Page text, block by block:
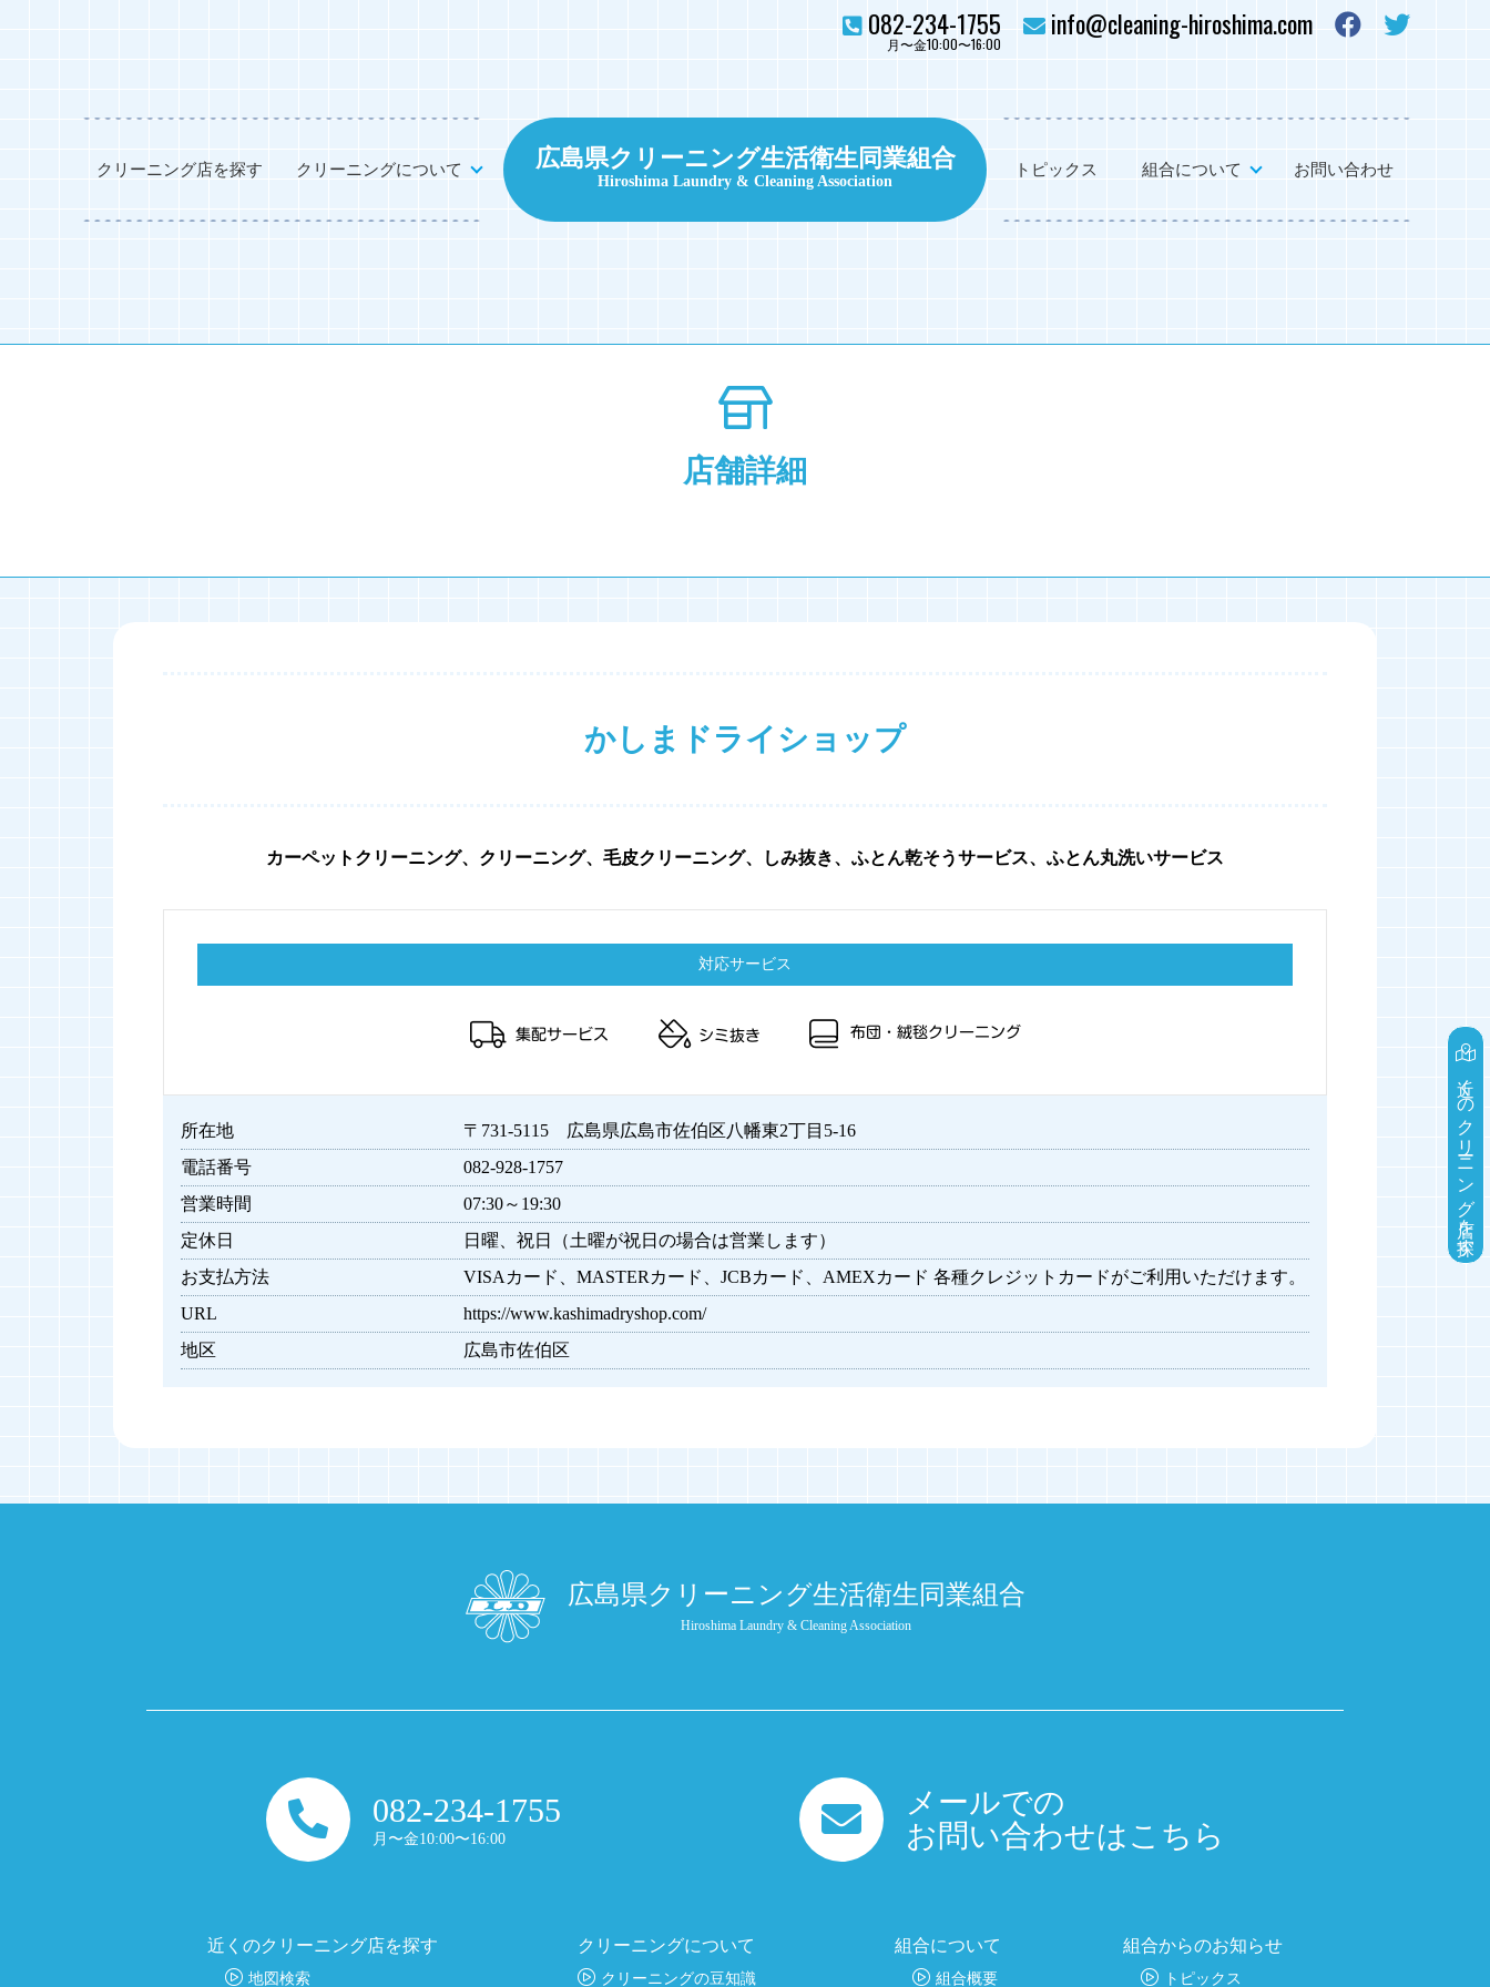
広島県クリーニング生活衛生同業組合
Hiroshima Laundry & Cleaning Association
クリーニング店を探す クリーニングについて トピックス 組合について お問い合わせ
082-234-1755
月〜金10:00〜16:00
info@cleaning-hiroshima.com
店舗詳細
かしまドライショップ
カーペットクリーニング、クリーニング、毛皮クリーニング、しみ抜き、ふとん乾そうサービス、ふとん丸洗いサービス
対応サービス
所在地
〒731-5115 広島県広島市佐伯区八幡東2丁目5-16
電話番号
082-928-1757
営業時間
07:30～19:30
定休日
日曜、祝日（土曜が祝日の場合は営業します）
お支払方法
VISAカード、MASTERカード、JCBカード、AMEXカード 各種クレジットカードがご利用いただけます。
URL
https://www.kashimadryshop.com/
地区
広島市佐伯区
広島県クリーニング生活衛生同業組合
Hiroshima Laundry & Cleaning Association
082-234-1755
月〜金10:00〜16:00
メールでの
お問い合わせはこちら
近くのクリーニング店を探す
地図検索
クリーニングについて
クリーニングの豆知識
組合について
組合概要
組合からのお知らせ
トピックス
近くのクリーニング店を探す